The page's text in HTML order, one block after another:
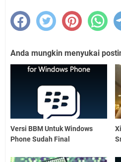
Anda mungkin menyukai
Versi BBM Untuk Windows
Phone Sudah Final